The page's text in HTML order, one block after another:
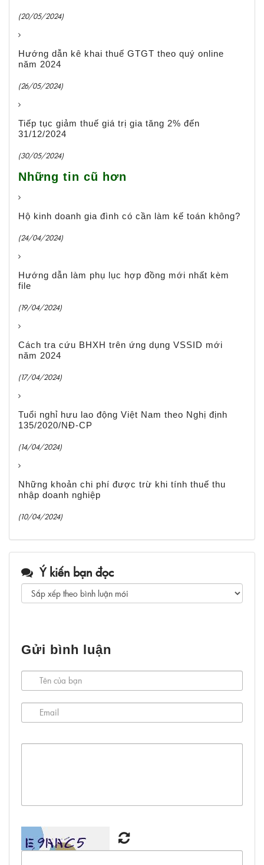
(20/05/2024)
Hướng dẫn kê khai thuế GTGT theo quý online
năm 2024
(26/05/2024)
Tiếp tục giảm thuế giá trị gia tăng 2% đến
31/12/2024
(30/05/2024)
Những tin cũ hơn
Hộ kinh doanh gia đình có cần làm kế toán không?
(24/04/2024)
Hướng dẫn làm phụ lục hợp đồng mới nhất kèm
file
(19/04/2024)
Cách tra cứu BHXH trên ứng dụng VSSID mới
năm 2024
(17/04/2024)
Tuổi nghỉ hưu lao động Việt Nam theo Nghị định
135/2020/NĐ-CP
(14/04/2024)
Những khoản chi phí được trừ khi tính thuế thu
nhập doanh nghiệp
(10/04/2024)
Ý kiến bạn đọc
Gửi bình luận